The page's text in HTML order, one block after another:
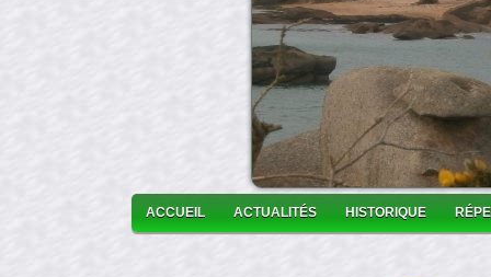
ACCUEIL ACTUALITÉS HISTORIQUE